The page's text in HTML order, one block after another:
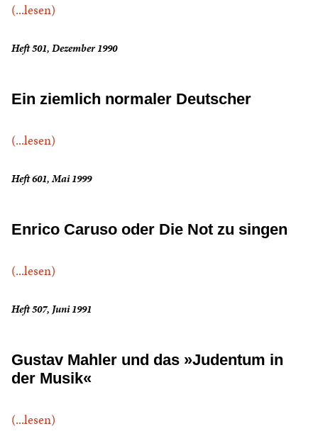
(...lesen)
Heft 501, Dezember 1990
Ein ziemlich normaler Deutscher
(...lesen)
Heft 601, Mai 1999
Enrico Caruso oder Die Not zu singen
(...lesen)
Heft 507, Juni 1991
Gustav Mahler und das »Judentum in
der Musik«
(...lesen)